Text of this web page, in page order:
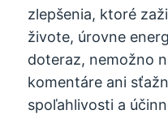
zlepšenia, ktoré
živote, úrovne
doteraz, nemožno
komentáre ani
spoľahlivosti a